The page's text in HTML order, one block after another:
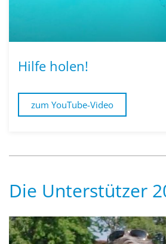
Hilfe holen!
zum YouTube-Video
Die Unterstützer